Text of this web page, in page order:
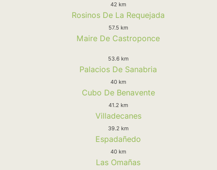
42 km
Rosinos De La Requejada
57.5 km
Maire De Castroponce
53.6 km
Palacios De Sanabria
40 km
Cubo De Benavente
41.2 km
Villadecanes
39.2 km
Espadañedo
40 km
Las Omañas